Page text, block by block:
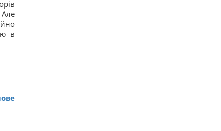
в